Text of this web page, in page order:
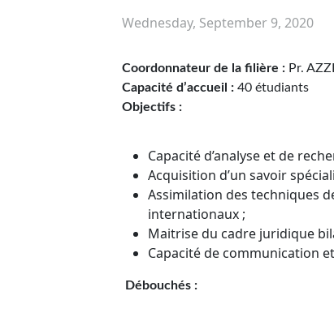
Wednesday, September 9, 2020
Coordonnateur de la filière : Pr.
Capacité d’accueil : 40 étudiants
Objectifs :
Capacité d’analyse et de
Acquisition d’un savoir
Assimilation des techniques
internationaux ;
Maitrise du cadre juridique
Capacité de communication
Débouchés :